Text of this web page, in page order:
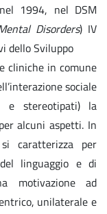
1994, nel DSM
Disorders) IV
dello Sviluppo
cliniche in comune
sociale
e stereotipati) la
alcuni aspetti. In
caratterizza per
linguaggio e di
motivazione ad
unilaterale e